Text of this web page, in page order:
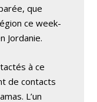
que
ce week-
Jordanie.
à ce
de contacts
L’un